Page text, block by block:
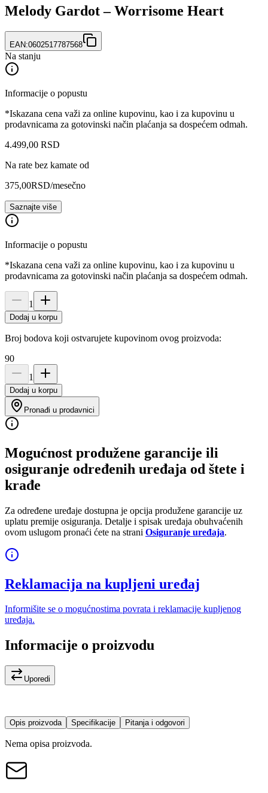
Melody Gardot ‎– Worrisome Heart
EAN:0602517787568
Na stanju
Informacije o popustu
*Iskazana cena važi za online kupovinu, kao i za kupovinu u
prodavnicama za gotovinski način plaćanja sa dospećem odmah.
4.499,00 RSD
Na rate bez kamate od
375,00RSD/mesečno
Saznajte više
Informacije o popustu
*Iskazana cena važi za online kupovinu, kao i za kupovinu u
prodavnicama za gotovinski način plaćanja sa dospećem odmah.
1
Dodaj u korpu
Broj bodova koji ostvarujete kupovinom ovog proizvoda:
90
1
Dodaj u korpu
Pronađi u prodavnici
Mogućnost produžene garancije ili
osiguranje određenih uređaja od štete i
krađe
Za određene uređaje dostupna je opcija produžene garancije uz
uplatu premije osiguranja. Detalje i spisak uređaja obuhvaćenih
ovom uslugom pronaći ćete na strani Osiguranje uređaja.
Reklamacija na kupljeni uređaj
Informišite se o mogućnostima povrata i reklamacije kupljenog
uređaja.
Informacije o proizvodu
Uporedi
Opis proizvoda Specifikacije Pitanja i odgovori
Nema opisa proizvoda.